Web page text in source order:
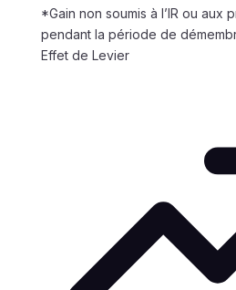
*Gain non soumis à l’IR ou aux
pendant la période de
Effet de Levier